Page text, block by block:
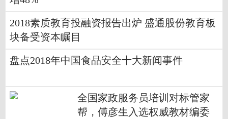
2018素质教育投融资报告出炉 盛通股份教育板
块备受资本瞩目
盘点2018年中国食品安全十大新闻事件
全国家政服务员培训对标管家
帮，傅彦生入选权威教材编委